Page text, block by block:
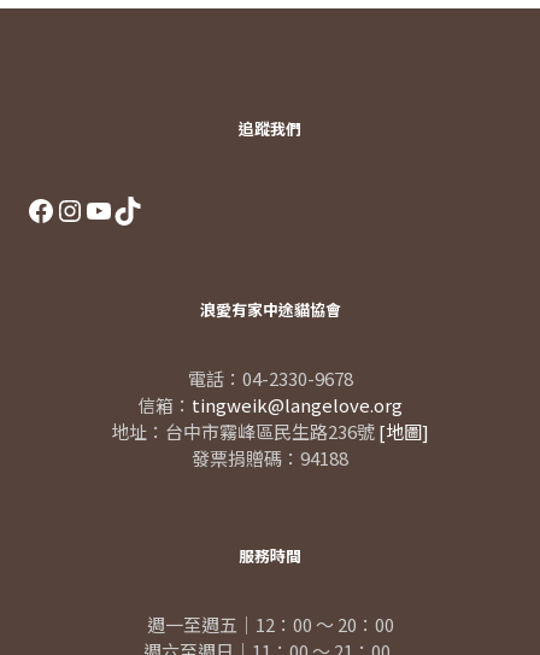
追蹤我們
Facebook
Instagram
YouTube
TikTok
浪愛有家中途貓協會
電話：04-2330-9678
信箱： tingweik@langelove.org
地址：台中市霧峰區民生路236號[地圖]
發票捐贈碼：94188
服務時間
週一至週五｜12：00 ～ 20：00